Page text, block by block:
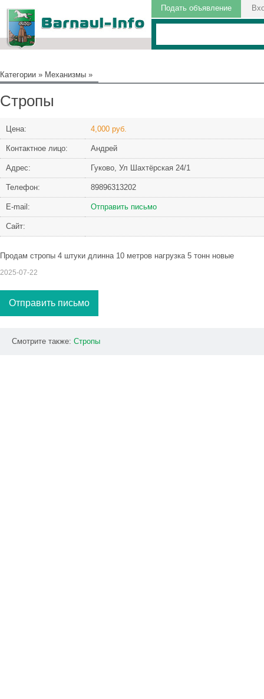
Подать объявление
Категории » Механизмы »
Стропы
Цена: 4,000 руб.
Контактное лицо: Андрей
Адрес: Гуково, Ул Шахтёрская 24/1
Телефон: 89896313202
Е-mail: Отправить письмо
Сайт:
Продам стропы 4 штуки длинна 10 метров нагрузка 5 тонн новые
2025-07-22
Отправить письмо
Смотрите также: Стропы